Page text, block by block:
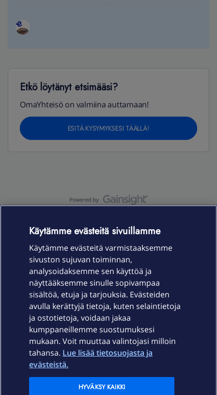
Etkö löytänyt etsimääsi?
OmaYhteisö on valmiina auttamaan!
ESITÄ KYSYMYKSESI TÄÄLLÄ!
Laitteet & liittymät
Palvelut
Ajankohtaista
Elisa Oyj
Käytämme evästeitä sivuillamme
Käytämme evästeitä varmistaaksemme
sivuston sujuvan toiminnan,
analysoidaksemme sen käyttöä ja
näyttääksemme sinulle sopivampaa
sisältöä, etuja ja tarjouksia. Evästeiden
avulla kerättyjä tietoja, kuten selaintietoja
ja ostotietoja, voidaan jakaa
kumppaneillemme suostumuksesi
mukaan. Voit muuttaa valintojasi milloin
tahansa. Lue lisää tietosuojasta ja
evästeistä.
HYVÄKSY KAIKKI